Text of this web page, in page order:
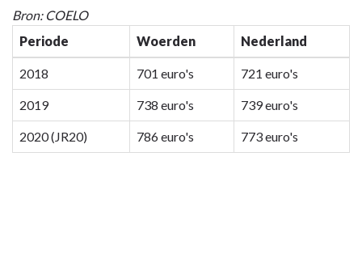
Terug
naar
navigatie
Programma
Algemene
inkomsten
Bron: COELO
Periode
Woerden Nederland
2018 701 euro's 721 euro's
2019 738 euro's 739 euro's
2020 (JR20) 786 euro's 773 euro's